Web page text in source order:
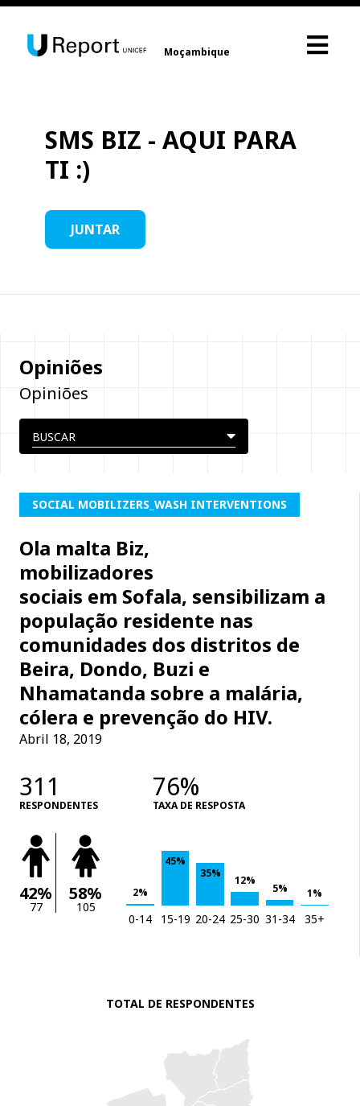
Moçambique
SMS BIZ - AQUI PARA
TI :)
JUNTAR
Opiniões
Opiniões
SOCIAL MOBILIZERS_WASH INTERVENTIONS
Ola malta Biz,
mobilizadores
sociais em Sofala, sensibilizam a
população residente nas
comunidades dos distritos de
Beira, Dondo, Buzi e
Nhamatanda sobre a malária,
cólera e prevenção do HIV.
Abril 18, 2019
311
RESPONDENTES
76%
TAXA DE RESPOSTA
42%
77
58%
105
2%
45%
35%
12%
5% 1%
0-14 15-19 20-24 25-30 31-34 35+
TOTAL DE RESPONDENTES